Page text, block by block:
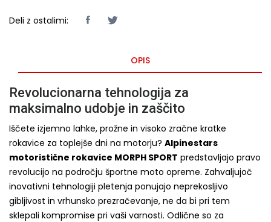
Deli z ostalimi:
OPIS
Revolucionarna tehnologija za
maksimalno udobje in zaščito
Iščete izjemno lahke, prožne in visoko zračne kratke
rokavice za toplejše dni na motorju? Alpinestars
motoristične rokavice MORPH SPORT predstavljajo pravo
revolucijo na področju športne moto opreme. Zahvaljujoč
inovativni tehnologiji pletenja ponujajo neprekosljivo
gibljivost in vrhunsko prezračevanje, ne da bi pri tem
sklepali kompromise pri vaši varnosti. Odlične so za